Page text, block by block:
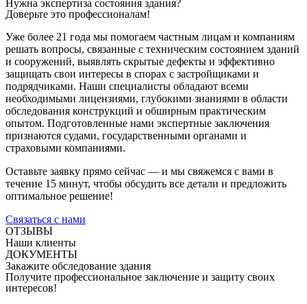
Нужна экспертиза состояния здания?
Доверьте это профессионалам!
Уже более 21 года мы помогаем частным лицам и компаниям
решать вопросы, связанные с техническим состоянием зданий
и сооружений, выявлять скрытые дефекты и эффективно
защищать свои интересы в спорах с застройщиками и
подрядчиками. Наши специалисты обладают всеми
необходимыми лицензиями, глубокими знаниями в области
обследования конструкций и обширным практическим
опытом. Подготовленные нами экспертные заключения
признаются судами, государственными органами и
страховыми компаниями.
Оставьте заявку прямо сейчас — и мы свяжемся с вами в
течение 15 минут, чтобы обсудить все детали и предложить
оптимальное решение!
Связаться с нами
ОТЗЫВЫ
Наши клиенты
ДОКУМЕНТЫ
Закажите обследование здания
Получите профессиональное заключение и защиту своих
интересов!